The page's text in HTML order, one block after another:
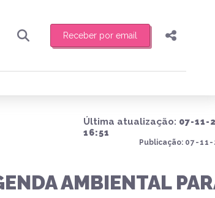
Receber por email
feira de manhã o resumo
Compartilhar
Enviar por Whatsapp
Publicar no X
Última atualização: 07-11-
16:51
Publicação: 07-11-
AMBIENTAL